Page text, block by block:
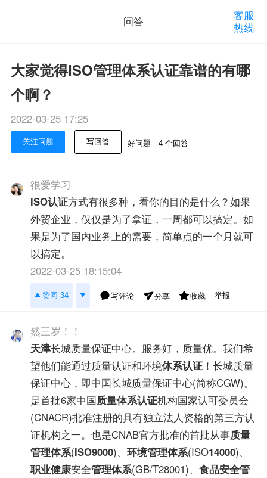
问答
客服
热线
大家觉得ISO管理体系认证靠谱的有哪
个啊？
2022-03-25 17:25
关注问题 写回答 好问题 4 个回答
很爱学习
ISO认证方式有很多种，看你的目的是什么？如果
外贸企业，仅仅是为了拿证，一周都可以搞定。如
果是为了国内业务上的需要，简单点的一个月就可
以搞定。
2022-03-25 18:15:04
赞同 34 写评论 分享 收藏 举报
然三岁！！
天津长城质量保证中心。服务好，质量优。我们希
望他们能通过质量认证和环境体系认证 ！长城质量
保证中心，即中国长城质量保证中心(简称CGW)。
是首批6家中国质量体系认证机构国家认可委员会
(CNACR)批准注册的具有独立法人资格的第三方认
证机构之一。也是CNAB官方批准的首批从事质量
管理体系(ISO9000)、环境管理体系(ISO14000)、
职业健康安全管理体系(GB/T28001)、食品安全管